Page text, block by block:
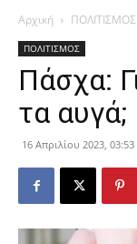
Αρχική ΠΟΛΙΤΙΣΜΟΣ
ΠΟΛΙΤΙΣΜΟΣ
Πάσχα:
τα αυγά;
16 Απριλίου 2023, 03:53